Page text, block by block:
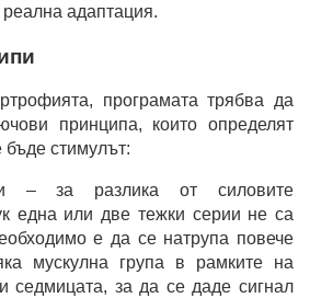
адаптация.
програмата трябва да
принципа, които определят
стимулът:
– за разлика от силовите
една или две тежки серии не са
е да се натрупа повече
мускулна група в рамките на
седмицата, за да се даде сигнал